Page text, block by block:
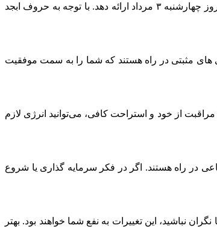
در این پست از آکس مگ فال ابجد چهرشنبه سومین روز از مرداد ماه 1403 را بخوانید. فال ابجد برای هر ماه تولد می‌تواند راهنمایی‌های ارزشمندی برای روز چهارشنبه ۳ مرداد ارائه دهد. با توجه به حروف ابجد
است. انرژی‌ های مثبتی در راه هستند که شما را به سمت موفقیت
خستگی کنید، اما با مراقبت از خود و استراحت کافی، می‌توانید انرژی لازم
های اجتماعی در راه هستند. اگر در فکر سرمایه‌ گذاری یا شروع
باشد، اما نگران نباشید، این تغییرات به نفع شما خواهند بود. بهتر